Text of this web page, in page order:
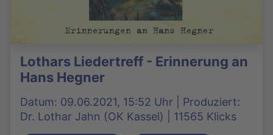
Lothars Liedertreff - Erinnerung an
Hans Hegner
Datum: 09.06.2021, 15:52 Uhr | Produziert:
Dr. Lothar Jahn (OK Kassel) | 11565 Klicks